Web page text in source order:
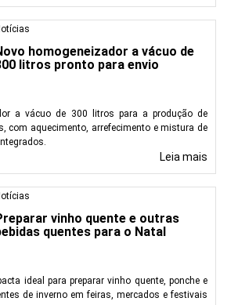
homogeneizador a vácuo de
litros pronto para envio
a vácuo de 300 litros para a produção de
com aquecimento, arrefecimento e mistura de
Leia mais
vinho quente e outras
quentes para o Natal
ideal para preparar vinho quente, ponche e
de inverno em feiras, mercados e festivais